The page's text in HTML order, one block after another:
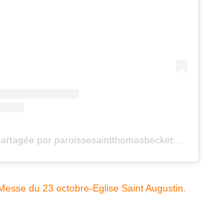
Une publication partagée par paroissesaintthomasbecketdelatouques (@paroissesaintthomasdelatouques)